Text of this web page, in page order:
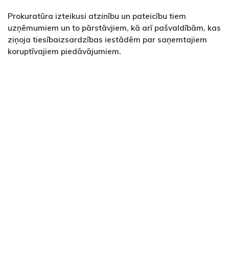
Prokuratūra izteikusi atzinību un pateicību tiem
uzņēmumiem un to pārstāvjiem, kā arī pašvaldībām, kas
ziņoja tiesībaizsardzības iestādēm par saņemtajiem
koruptīvajiem piedāvājumiem.